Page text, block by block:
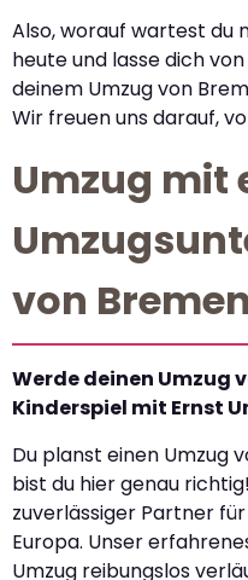
Also, worauf wartest du
heute und lasse dich
deinem Umzug von
Wir freuen uns darauf,
Umzug mit
von
Werde deinen Umzug
Kinderspiel mit Ernst
Du planst einen Umzug
bist du hier genau
zuverlässiger Partner
Europa. Unser
Umzug reibungslos